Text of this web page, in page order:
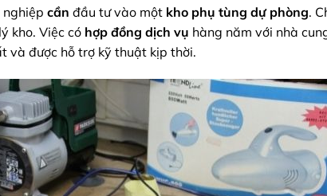
cần đầu tư vào một kho phụ tùng dự phòng.
kho. Việc có hợp đồng dịch vụ hàng năm với nhà
và được hỗ trợ kỹ thuật kịp thời.